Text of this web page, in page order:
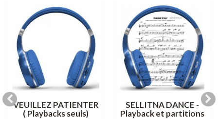
VEUILLEZ PATIENTER
( Playbacks seuls)
SELLITNA DANCE -
Playback et partitions